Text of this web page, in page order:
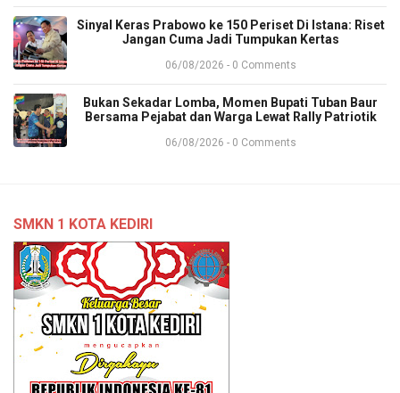
Sinyal Keras Prabowo ke 150 Periset Di Istana: Riset
Jangan Cuma Jadi Tumpukan Kertas
06/08/2026 - 0 Comments
Bukan Sekadar Lomba, Momen Bupati Tuban Baur
Bersama Pejabat dan Warga Lewat Rally Patriotik
06/08/2026 - 0 Comments
SMKN 1 KOTA KEDIRI